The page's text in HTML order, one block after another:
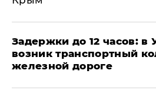
Задержки до 12 часов: в
возник транспортный
железной дороге